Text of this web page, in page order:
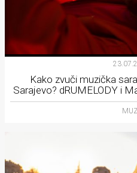
Kako zvuči muzička
Sarajevo? dRUMELODY i